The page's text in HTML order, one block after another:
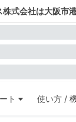
式会社は大阪市
ト 使い方 /